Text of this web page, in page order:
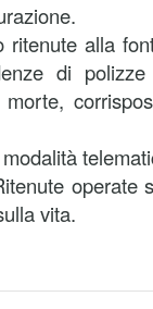
ritenute alla
di
morte,
operate
vita.